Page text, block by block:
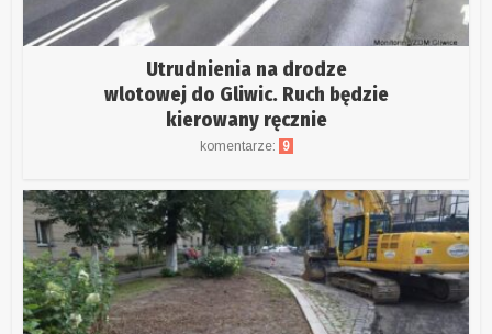
Utrudnienia na drodze
wlotowej do Gliwic. Ruch będzie
kierowany ręcznie
komentarze: 9